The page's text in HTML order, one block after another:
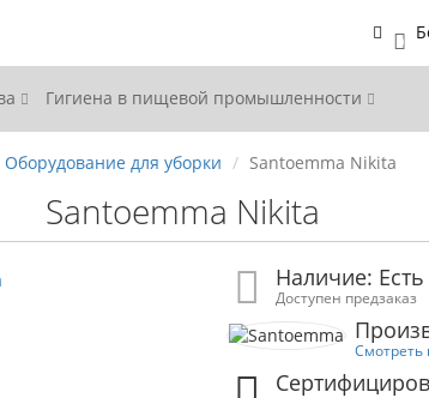
0
Гигиена в пищевой промышленности
Оборудование для уборки Santoemma Nikita
Santoemma Nikita
Наличие:
Доступен предзаказ
Смотреть